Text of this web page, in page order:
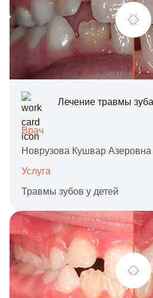
Лечение травмы зуба
Врач
Новрузова Кушвар Азеровна
Услуга
Травмы зубов у детей